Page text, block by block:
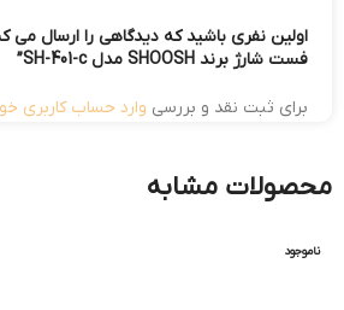
فست شارژ برند SHOOSH مدل SH-401-c”
برای ثبت نقد و بررسی وارد حساب کاربری
محصولات مشابه
ناموجود